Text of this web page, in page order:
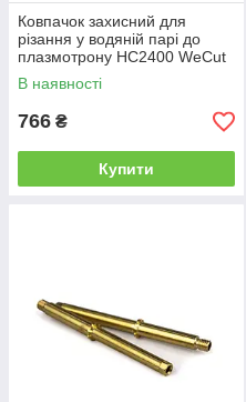
Ковпачок захисний для
різання у водяній парі до
плазмотрону HC2400 WeCut
В наявності
766 ₴
Купити